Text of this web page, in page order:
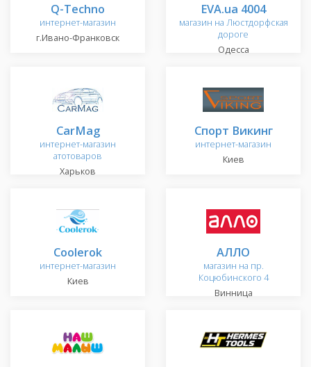
Q-Techno
интернет-магазин
г.Ивано-Франковск
EVA.ua 4004
магазин на Люстдорфская
дороге
Одесса
CarMag
интернет-магазин
атотоваров
Харьков
Спорт Викинг
интернет-магазин
Киев
Сoolerok
интернет-магазин
Киев
АЛЛО
магазин на пр.
Коцюбинского 4
Винница